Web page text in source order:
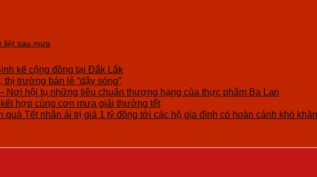
liệt sau mưa
kế cộng đồng tại Đắk Lắk
trường bán lẻ “dậy sóng”
Nơi hội tụ những tiêu chuẩn thượng hạng của thực phẩm Ba Lan
hợp cùng cơn mưa giải thưởng tết
Tết nhân ái trị giá 1 tỷ đồng tới các hộ gia đình có hoàn cảnh khó khăn